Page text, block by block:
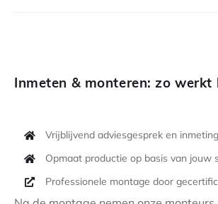
Inmeten & monteren: zo werkt
Vrijblijvend adviesgesprek en
Opmaat productie op basis van jouw
Professionele montage door